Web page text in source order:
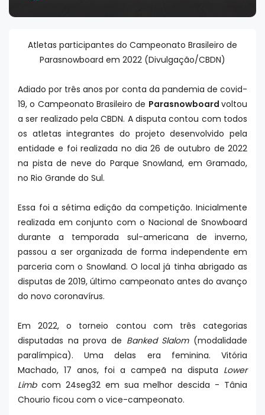
Atletas participantes do Campeonato Brasileiro de
Parasnowboard em 2022 (Divulgação/CBDN)
Adiado por três anos por conta da pandemia de covid-
19, o Campeonato Brasileiro de Parasnowboardvoltou
a ser realizado pela CBDN. A disputa contou com todos
os atletas integrantes do projeto desenvolvido pela
entidade e foi realizada no dia 26 de outubro de 2022
na pista de neve do Parque Snowland, em Gramado,
no Rio Grande do Sul.
Essa foi a sétima edição da competição. Inicialmente
realizada em conjunto com o Nacional de Snowboard
durante a temporada sul-americana de inverno,
passou a ser organizada de forma independente em
parceria com o Snowland. O local já tinha abrigado as
disputas de 2019, último campeonato antes do avanço
do novo coronavírus.
Em 2022, o torneio contou com três categorias
disputadas na prova de Banked Slalom(modalidade
paralímpica). Uma delas era feminina. Vitória
Machado, 17 anos, foi a campeã na disputa Lower
Limbcom 24seg32 em sua melhor descida - Tânia
Chourio ficou com o vice-campeonato.